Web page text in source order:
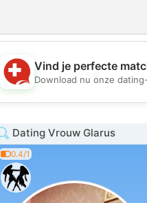
💖
Vind je perfecte
Download nu onze
Dating Vrouw Glarus
0.4/1